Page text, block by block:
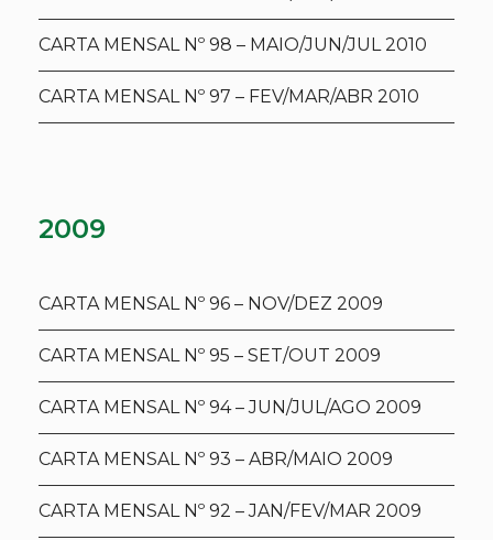
CARTA MENSAL Nº 98 – MAIO/JUN/JUL 2010
CARTA MENSAL Nº 97 – FEV/MAR/ABR 2010
2009
CARTA MENSAL Nº 96 – NOV/DEZ 2009
CARTA MENSAL Nº 95 – SET/OUT 2009
CARTA MENSAL Nº 94 – JUN/JUL/AGO 2009
CARTA MENSAL Nº 93 – ABR/MAIO 2009
CARTA MENSAL Nº 92 – JAN/FEV/MAR 2009